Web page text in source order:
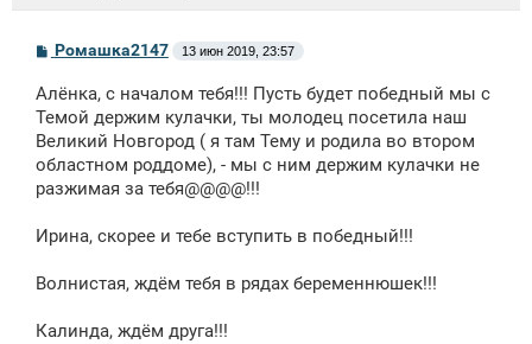
С
б
щ
н
и
Ромашка2147 13 июн 2019, 23:57
Алёнка, с началом тебя!!! Пусть будет победный мы с
Темой держим кулачки, ты молодец посетила наш
Великий Новгород ( я там Тему и родила во втором
областном роддоме), - мы с ним держим кулачки не
разжимая за тебя@@@@!!!
Ирина, скорее и тебе вступить в победный!!!
Волнистая, ждём тебя в рядах беременнюшек!!!
Калинда, ждём друга!!!